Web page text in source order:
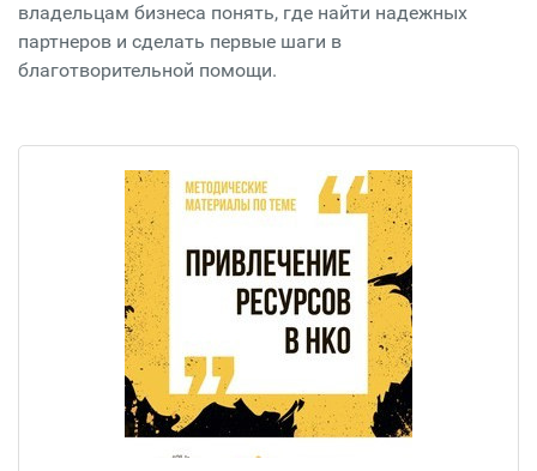
владельцам бизнеса понять, где найти надежных
партнеров и сделать первые шаги в
благотворительной помощи.